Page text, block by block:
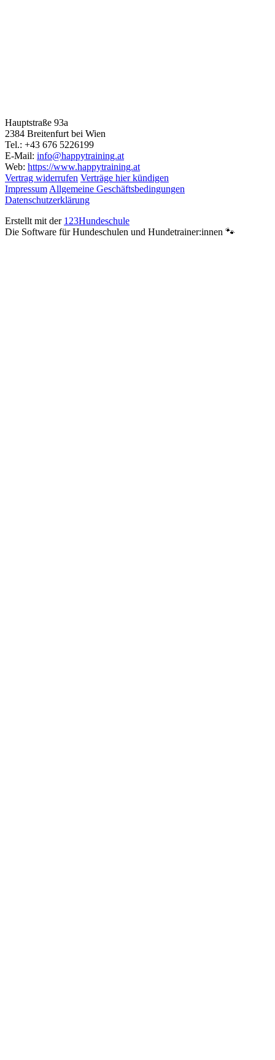
Hauptstraße 93a
2384 Breitenfurt bei Wien
Tel.: +43 676 5226199
E-Mail: info@happytraining.at
Web: https://www.happytraining.at
Vertrag widerrufen Verträge hier kündigen
Impressum Allgemeine Geschäftsbedingungen
Datenschutzerklärung
Erstellt mit der 123Hundeschule
Die Software für Hundeschulen und Hundetrainer:innen 🐾